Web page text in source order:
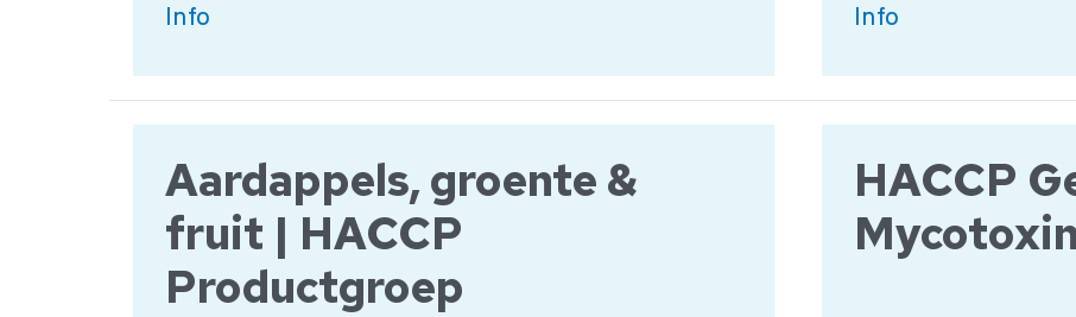
Melk
zuivelproducten
HACCP
Product
groep
Info
Granen,
en
HACCP
Productgroep
Info
Aardappels, groente &
fruit | HACCP
Productgroep
HACCP